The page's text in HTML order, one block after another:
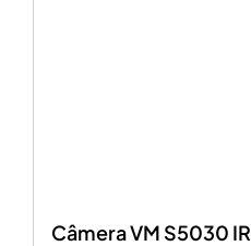
Câmera VM S5030 IR